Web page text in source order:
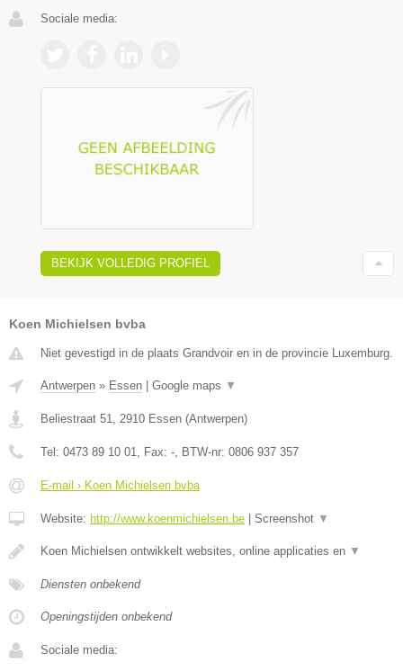
Sociale media:
BEKIJK VOLLEDIG PROFIEL
Koen Michielsen bvba
Niet gevestigd in de plaats Grandvoir en in de provincie Luxemburg.
Antwerpen » Essen Google maps ▼
Beliestraat 51, 2910 Essen (Antwerpen)
Tel: 0473 89 10 01, Fax: -, BTW-nr: 0806 937 357
E-mail › Koen Michielsen bvba
Website: http://www.koenmichielsen.be Screenshot ▼
Koen Michielsen ontwikkelt websites, online applicaties en ▼
Diensten onbekend
Openingstijden onbekend
Sociale media: